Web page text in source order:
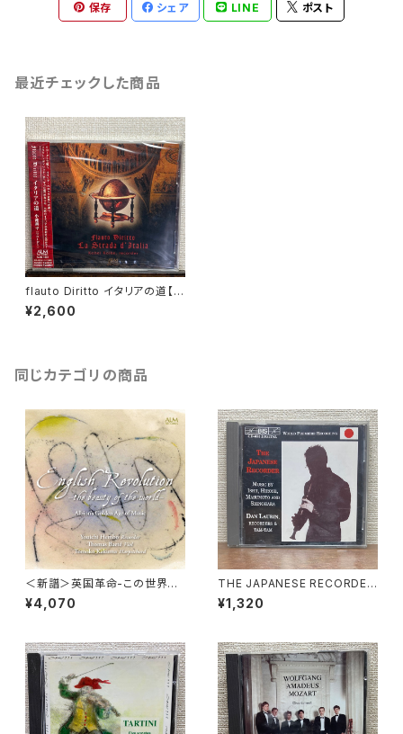
保存 シェア LINE ポスト
最近チェックした商品
flauto Diritto イタリアの道【演
奏者：小池耕平,中野哲也,三橋
桜子】レコード会社：ALM REC
¥2,600
同じカテゴリの商品
＜新譜＞英国革命-この世界の
美の精髄-17世紀イングランド
の音楽 ENGLISH REVOLUTI
辺保陽一 / トーマス・バエテ /
加久間朋子 [2CD]
¥4,070
THE JAPANESE RECORDER
【演奏者：Dan Laurin】レコード
会社：BIS 1994年
¥1,320